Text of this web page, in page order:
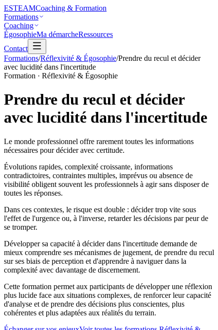
ESTEAMCoaching & Formation
Formations
Coaching
ÉgosophieMa démarcheRessources
Contact
Formations/Réflexivité & Égosophie/Prendre du recul et décider
avec lucidité dans l'incertitude
Formation · Réflexivité & Égosophie
Prendre du recul et décider
avec lucidité dans l'incertitude
Le monde professionnel offre rarement toutes les informations
nécessaires pour décider avec certitude.
Évolutions rapides, complexité croissante, informations
contradictoires, contraintes multiples, imprévus ou absence de
visibilité obligent souvent les professionnels à agir sans disposer de
toutes les réponses.
Dans ces contextes, le risque est double : décider trop vite sous
l'effet de l'urgence ou, à l'inverse, retarder les décisions par peur de
se tromper.
Développer sa capacité à décider dans l'incertitude demande de
mieux comprendre ses mécanismes de jugement, de prendre du recul
sur ses biais de perception et d'apprendre à naviguer dans la
complexité avec davantage de discernement.
Cette formation permet aux participants de développer une réflexion
plus lucide face aux situations complexes, de renforcer leur capacité
d'analyse et de prendre des décisions plus conscientes, plus
cohérentes et plus adaptées aux réalités du terrain.